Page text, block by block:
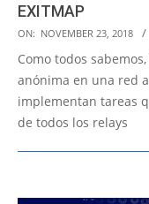
EXITMAP
2018-
11-
23
ON: NOVEMBER 23, 2018
Como todos
anónima en una red
implementan tareas
de todos los relays